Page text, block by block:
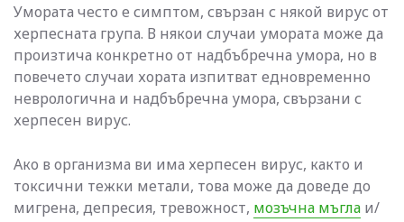
Умората често е симптом, свързан с някой вирус от
херпесната група. В някои случаи умората може да
произтича конкретно от надбъбречна умора, но в
повечето случаи хората изпитват едновременно
неврологична и надбъбречна умора, свързани с
херпесен вирус.
Ако в организма ви има херпесен вирус, както и
токсични тежки метали, това може да доведе до
мигрена, депресия, тревожност, мозъчна мъгла и/